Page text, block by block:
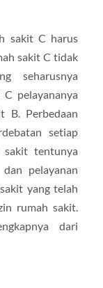
sakit C harus
sakit C tidak
seharusnya
pelayananya
B. Perbedaan
setiap
sakit tentunya
pelayanan
yang telah
rumah sakit.
dari